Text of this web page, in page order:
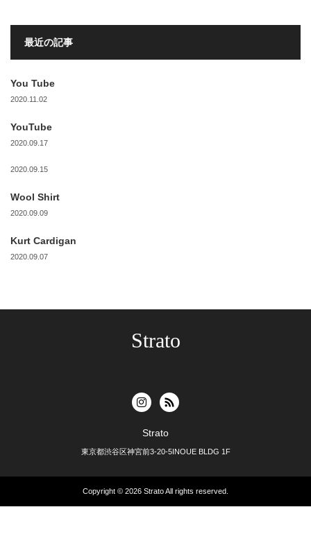
最近の記事
You Tube
2020.11.02
YouTube
2020.09.17
2020.09.15
Wool Shirt
2020.09.09
Kurt Cardigan
2020.09.07
Strato
Strato
東京都渋谷区神宮前3-20-5INOUE BLDG 1F
Copyright © 2026 StratoAll rights reserved.